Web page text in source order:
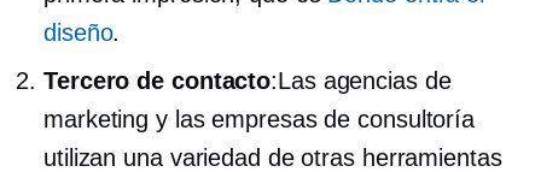
diseño.
Tercero de contacto:Las agencias de
marketing y las empresas de consultoría
utilizan una variedad de otras herramientas